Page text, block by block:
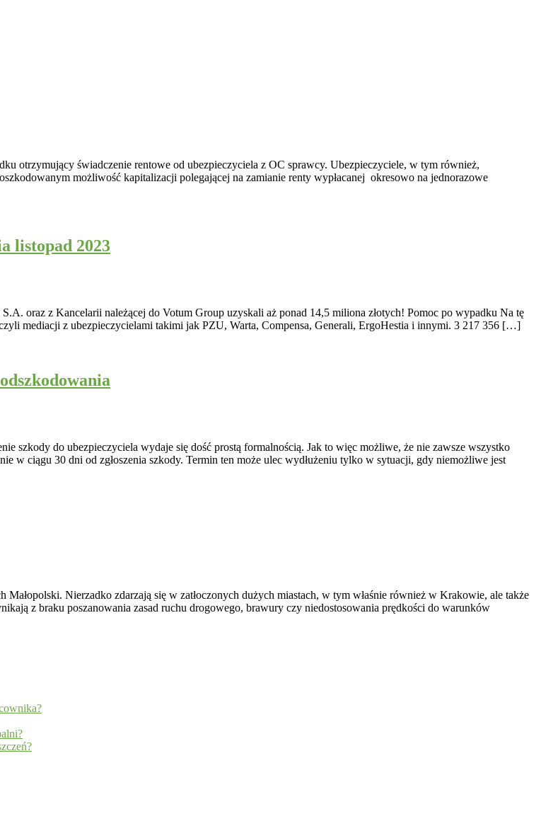
otrzymujący świadczenie rentowe od ubezpieczyciela z OC sprawcy. Ubezpieczyciele, w tym również,
możliwość kapitalizacji polegającej na zamianie renty wypłacanej okresowo na jednorazowe
listopad 2023
oraz z Kancelarii należącej do Votum Group uzyskali aż ponad 14,5 miliona złotych! Pomoc po wypadku Na tę
mediacji z ubezpieczycielami takimi jak PZU, Warta, Compensa, Generali, ErgoHestia i innymi. 3 217 356 […]
szkody do ubezpieczyciela wydaje się dość prostą formalnością. Jak to więc możliwe, że nie zawsze wszystko
w ciągu 30 dni od zgłoszenia szkody. Termin ten może ulec wydłużeniu tylko w sytuacji, gdy niemożliwe jest
Nierzadko zdarzają się w zatłoczonych dużych miastach, w tym właśnie również w Krakowie, ale także
z braku poszanowania zasad ruchu drogowego, brawury czy niedostosowania prędkości do warunków